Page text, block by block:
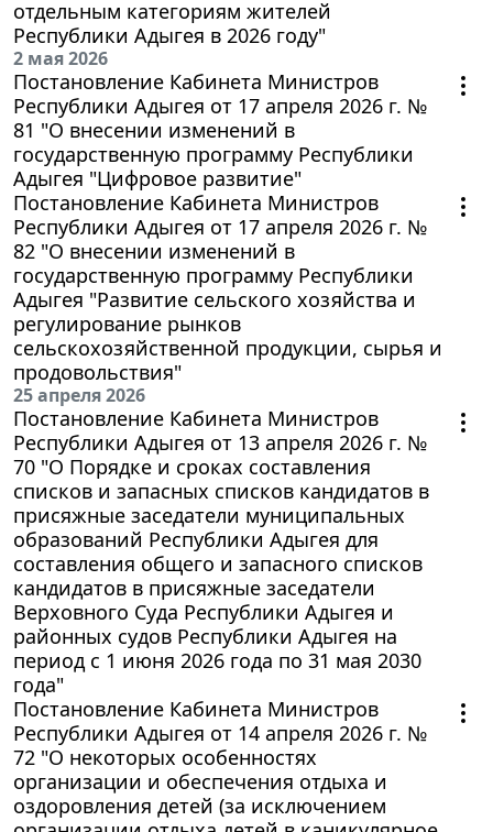
отдельным категориям жителей
Республики Адыгея в 2026 году"
2 мая 2026
Постановление Кабинета Министров
Республики Адыгея от 17 апреля 2026 г. №
81 "О внесении изменений в
государственную программу Республики
Адыгея "Цифровое развитие"
Постановление Кабинета Министров
Республики Адыгея от 17 апреля 2026 г. №
82 "О внесении изменений в
государственную программу Республики
Адыгея "Развитие сельского хозяйства и
регулирование рынков
сельскохозяйственной продукции, сырья и
продовольствия"
25 апреля 2026
Постановление Кабинета Министров
Республики Адыгея от 13 апреля 2026 г. №
70 "О Порядке и сроках составления
списков и запасных списков кандидатов в
присяжные заседатели муниципальных
образований Республики Адыгея для
составления общего и запасного списков
кандидатов в присяжные заседатели
Верховного Суда Республики Адыгея и
районных судов Республики Адыгея на
период с 1 июня 2026 года по 31 мая 2030
года"
Постановление Кабинета Министров
Республики Адыгея от 14 апреля 2026 г. №
72 "О некоторых особенностях
организации и обеспечения отдыха и
оздоровления детей (за исключением